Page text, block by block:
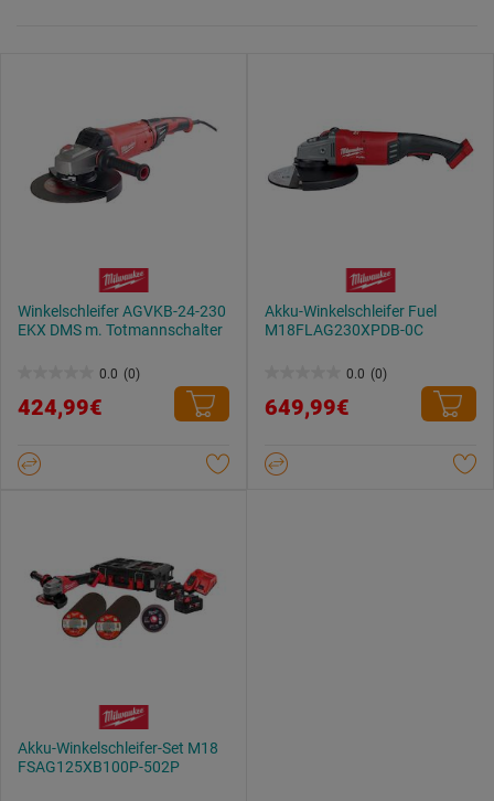
Winkelschleifer AGVKB-24-230
EKX DMS m. Totmannschalter
0.0 (0)
von
Sternen.
424,99€
Akku-Winkelschleifer Fuel
M18FLAG230XPDB-0C
0.0 (0)
von
Sternen.
649,99€
Akku-Winkelschleifer-Set M18
FSAG125XB100P-502P